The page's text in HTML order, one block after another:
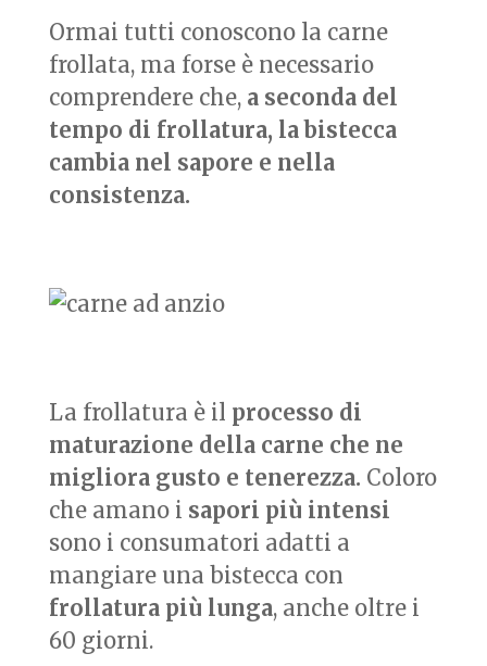
Ormai tutti conoscono la carne
frollata, ma forse è necessario
comprendere che, a seconda del
tempo di frollatura, la bistecca
cambia nel sapore e nella
consistenza.
La frollatura è il processo di
maturazione della carne che ne
migliora gusto e tenerezza. Coloro
che amano i sapori più intensi
sono i consumatori adatti a
mangiare una bistecca con
frollatura più lunga, anche oltre i
60 giorni.